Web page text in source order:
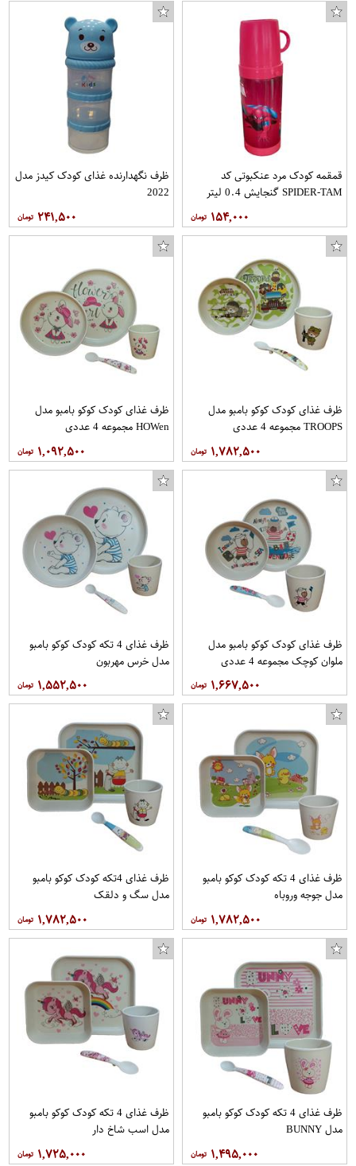
قمقمه کودک مرد عنکبوتی کد
SPIDER-TAM گنجایش 0.4 لیتر
۱۵۴,۰۰۰
ظرف نگهدارنده غذای کودک کیدز مدل
2022
۲۴۱,۵۰۰
ظرف غذای کودک کوکو بامبو مدل
TROOPS مجموعه 4 عددی
۱,۷۸۲,۵۰۰
ظرف غذای کودک کوکو بامبو مدل
HOWen مجموعه 4 عددی
۱,۰۹۲,۵۰۰
ظرف غذای کودک کوکو بامبو مدل
ملوان کوچک مجموعه 4 عددی
۱,۶۶۷,۵۰۰
ظرف غذای 4 تکه کودک کوکو بامبو
مدل خرس مهربون
۱,۵۵۲,۵۰۰
ظرف غذای 4 تکه کودک کوکو بامبو
مدل جوجه وروباه
۱,۷۸۲,۵۰۰
ظرف غذای 4تکه کودک کوکو بامبو
مدل سگ و دلقک
۱,۷۸۲,۵۰۰
ظرف غذای 4 تکه کودک کوکو بامبو
مدل BUNNY
۱,۴۹۵,۰۰۰
ظرف غذای 4 تکه کودک کوکو بامبو
مدل اسب شاخ دار
۱,۷۲۵,۰۰۰